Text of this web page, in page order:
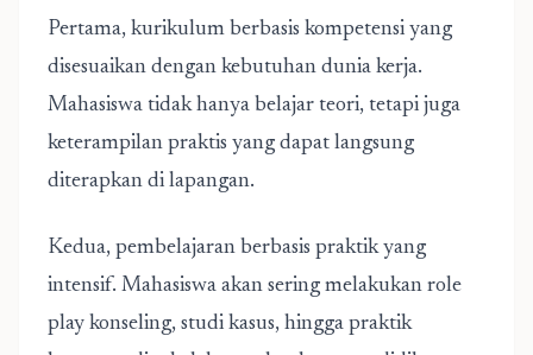
Pertama, kurikulum berbasis kompetensi yang
disesuaikan dengan kebutuhan dunia kerja.
Mahasiswa tidak hanya belajar teori, tetapi juga
keterampilan praktis yang dapat langsung
diterapkan di lapangan.
Kedua, pembelajaran berbasis praktik yang
intensif. Mahasiswa akan sering melakukan role
play konseling, studi kasus, hingga praktik